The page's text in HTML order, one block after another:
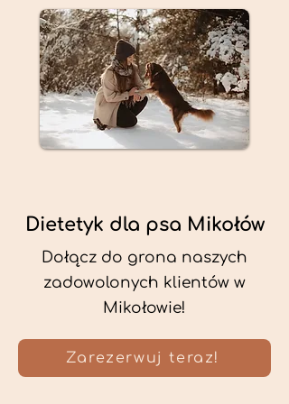
Dietetyk dla psa Mikołów
Dołącz do grona naszych
zadowolonych klientów w
Mikołowie!
Zarezerwuj teraz!